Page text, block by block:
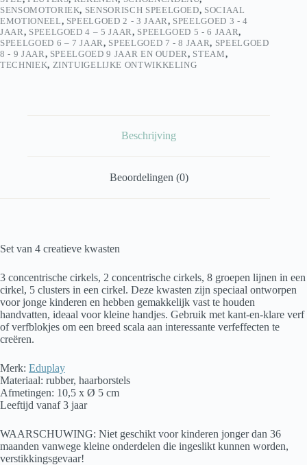
SENSOMOTORIEK, SENSORISCH SPEELGOED, SOCIAAL
EMOTIONEEL, SPEELGOED 2 - 3 JAAR , SPEELGOED 3 - 4
JAAR , SPEELGOED 4 – 5 JAAR , SPEELGOED 5 - 6 JAAR,
SPEELGOED 6 – 7 JAAR , SPEELGOED 7 - 8 JAAR, SPEELGOED
8 - 9 JAAR , SPEELGOED 9 JAAR EN OUDER, STEAM,
TECHNIEK, ZINTUIGELIJKE ONTWIKKELING
Beschrijving
Beoordelingen (0)
Set van 4 creatieve kwasten
3 concentrische cirkels, 2 concentrische cirkels, 8 groepen lijnen in een
cirkel, 5 clusters in een cirkel. Deze kwasten zijn speciaal ontworpen
voor jonge kinderen en hebben gemakkelijk vast te houden
handvatten, ideaal voor kleine handjes. Gebruik met kant-en-klare verf
of verfblokjes om een breed scala aan interessante verfeffecten te
creëren.
Merk: Eduplay
Materiaal: rubber, haarborstels
Afmetingen: 10,5 x Ø 5 cm
Leeftijd vanaf 3 jaar
WAARSCHUWING: Niet geschikt voor kinderen jonger dan 36
maanden vanwege kleine onderdelen die ingeslikt kunnen worden,
verstikkingsgevaar!